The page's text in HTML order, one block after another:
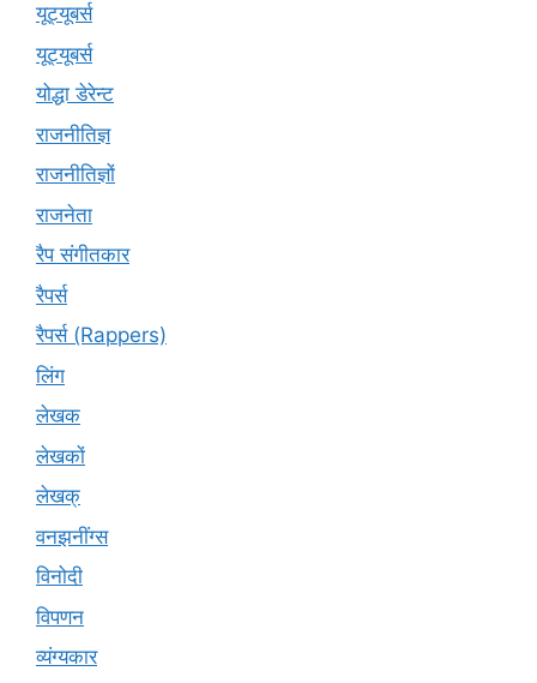
यूट्यूबर्स
यूट्‍यूबर्स
योद्धा डेरेन्ट
राजनीतिज्ञ
राजनीतिज्ञों
राजनेता
रैप संगीतकार
रैपर्स
रैपर्स (Rappers)
लिंग
लेखक
लेखकों
लेखक्
वनझनींग्स
विनोदी
विपणन
व्यंग्यकार